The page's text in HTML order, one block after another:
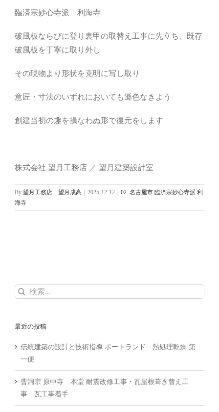
臨済宗妙心寺派 利海寺
破風板ならびに登り裏甲の取替え工事に先立ち、既存
破風板を丁寧に取り外し
その現物より形状を克明に写し取り
意匠・寸法のいずれにおいても遜色なきよう
創建当初の趣を損なわぬ形で復元をします
株式会社 望月工務店 ／ 望月建築設計室
By 望月工務店 望月成高 2025-12-12
02_名古屋市 臨済宗妙心寺派 利
海寺
検
最近の投稿
伝統建築の設計と技術指導 ポートランド 熱処理乾燥 第
一便
曹洞宗 原中寺 本堂 耐震改修工事・瓦屋根葺き替え工
事 瓦工事着手